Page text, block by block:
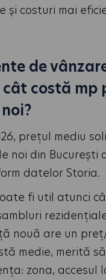
și costuri mai
de
cât costă mp
prețul mediu
noi din București
datelor Storia.
fi util atunci
nouă are un
medie, merită
zona, accesul